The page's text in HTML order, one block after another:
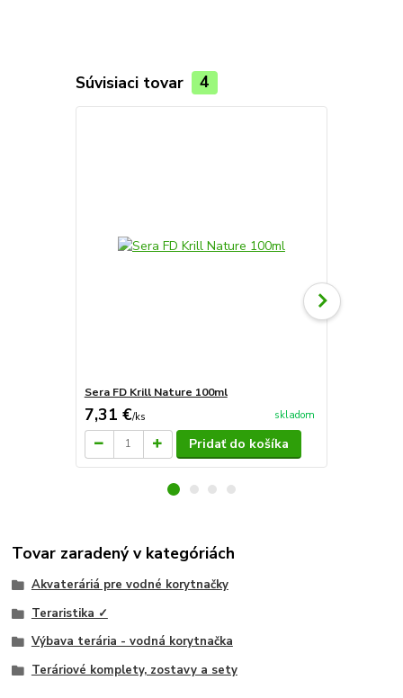
Súvisiaci tovar 4
Sera FD Krill Nature 100ml
7,31 €/ks skladom
Pridať do košíka
Tovar zaradený v kategóriách
Akvateráriá pre vodné korytnačky
Teraristika ✓
Výbava terária - vodná korytnačka
Teráriové komplety, zostavy a sety